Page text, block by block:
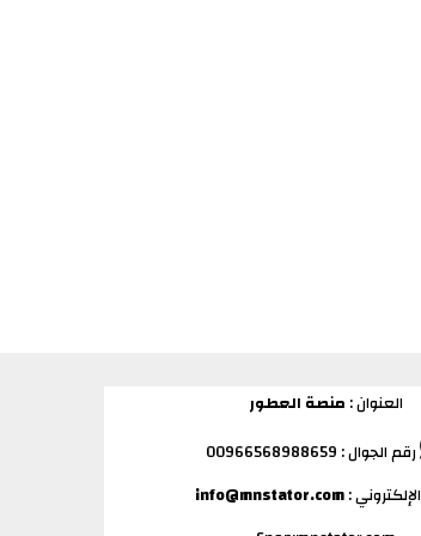
العنوان : منصة العطور
رقم الجوال : 00966568988659
:
info@mnstator.com